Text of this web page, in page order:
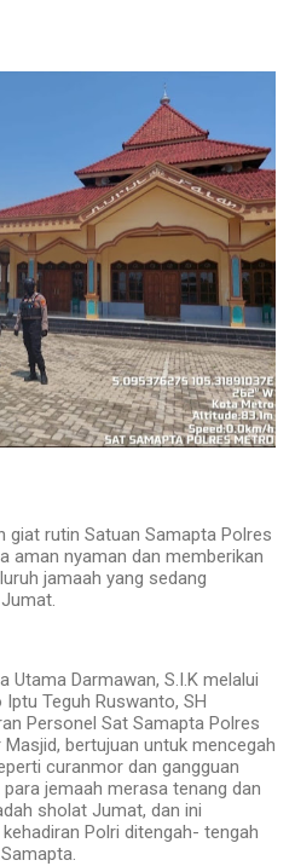
giat rutin Satuan Samapta Polres
aman nyaman dan memberikan
jamaah yang sedang
Utama Darmawan, S.I.K melalui
Teguh Ruswanto, SH
Personel Sat Samapta Polres
bertujuan untuk mencegah
curanmor dan gangguan
jemaah merasa tenang dan
sholat Jumat, dan ini
Polri ditengah- tengah